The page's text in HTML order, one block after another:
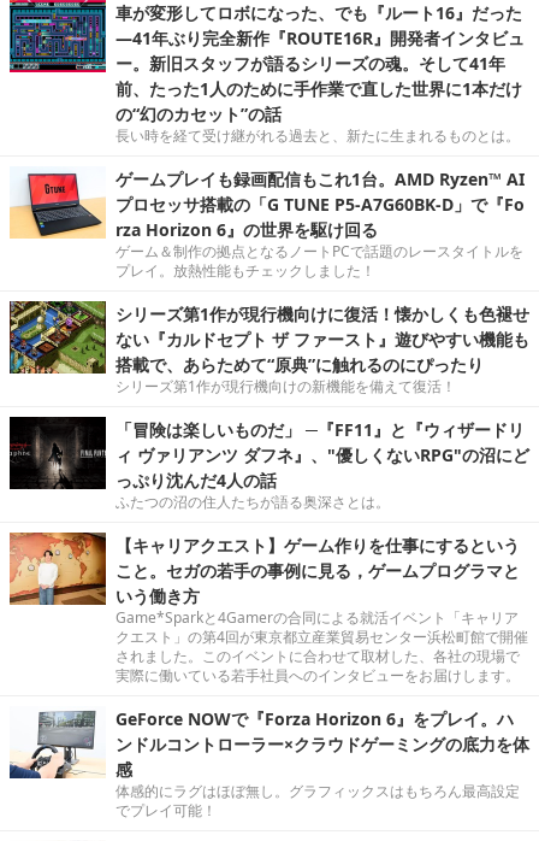
車が変形してロボになった、でも『ルート16』だった
―41年ぶり完全新作『ROUTE16R』開発者インタビュ
ー。新旧スタッフが語るシリーズの魂。そして41年
前、たった1人のために手作業で直した世界に1本だけ
の“幻のカセット”の話
長い時を経て受け継がれる過去と、新たに生まれるものとは。
ゲームプレイも録画配信もこれ1台。AMD Ryzen™ AI
プロセッサ搭載の「G TUNE P5-A7G60BK-D」で『Fo
rza Horizon 6』の世界を駆け回る
ゲーム＆制作の拠点となるノートPCで話題のレースタイトルを
プレイ。放熱性能もチェックしました！
シリーズ第1作が現行機向けに復活！懐かしくも色褪せ
ない『カルドセプト ザ ファースト』遊びやすい機能も
搭載で、あらためて“原典”に触れるのにぴったり
シリーズ第1作が現行機向けの新機能を備えて復活！
「冒険は楽しいものだ」 ─『FF11』と『ウィザードリ
ィ ヴァリアンツ ダフネ』、"優しくないRPG"の沼にど
っぷり沈んだ4人の話
ふたつの沼の住人たちが語る奥深さとは。
【キャリアクエスト】ゲーム作りを仕事にするという
こと。セガの若手の事例に見る，ゲームプログラマと
いう働き方
Game*Sparkと4Gamerの合同による就活イベント「キャリア
クエスト」の第4回が東京都立産業貿易センター浜松町館で開催
されました。このイベントに合わせて取材した、各社の現場で
実際に働いている若手社員へのインタビューをお届けします。
GeForce NOWで『Forza Horizon 6』をプレイ。ハ
ンドルコントローラー×クラウドゲーミングの底力を体
感
体感的にラグはほぼ無し。グラフィックスはもちろん最高設定
でプレイ可能！